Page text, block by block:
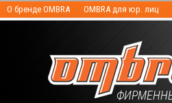
О бренде OMBRA OMBRA для юр. лиц